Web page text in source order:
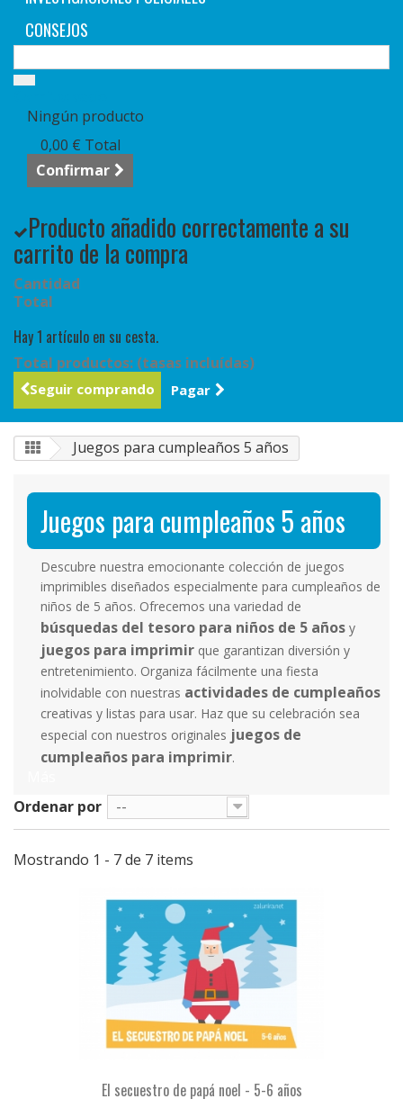
CONSEJOS
Ningún producto
0,00 € Total
Confirmar
Producto añadido correctamente a su
carrito de la compra
Cantidad
Total
Hay 1 artículo en su cesta.
Total productos: (tasas incluídas)
Seguir comprando Pagar
Juegos para cumpleaños 5 años
Juegos para cumpleaños 5 años
Descubre nuestra emocionante colección de juegos
imprimibles diseñados especialmente para cumpleaños de
niños de 5 años. Ofrecemos una variedad de
búsquedas del tesoro para niños de 5 años y
juegos para imprimir que garantizan diversión y
entretenimiento. Organiza fácilmente una fiesta
inolvidable con nuestras actividades de cumpleaños
creativas y listas para usar. Haz que su celebración sea
especial con nuestros originales juegos de
cumpleaños para imprimir.
Ordenar por
--
Mostrando 1 - 7 de 7 items
El secuestro de papá noel - 5-6 años